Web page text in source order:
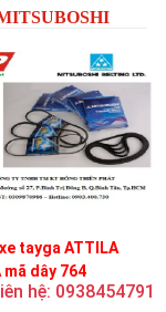
tayga ATTILA
mã dây 764
hệ: 0938454791